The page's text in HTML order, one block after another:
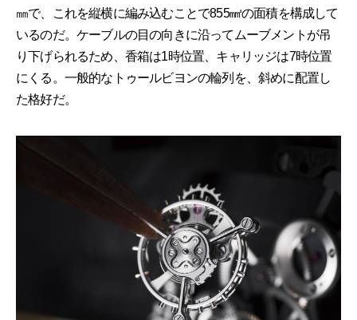
㎜で、これを縦横に編み込むことで855㎟の面積を構成して
いるのだ。ケーブルの目の向きに沿ってムーブメントが吊
り下げられるため、香箱は1時位置、キャリッジは7時位置
にくる。一般的なトゥールビヨンの輪列を、斜めに配置し
た格好だ。